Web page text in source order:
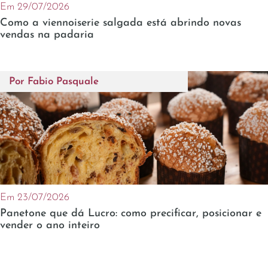
Em 29/07/2026
Como a viennoiserie salgada está abrindo novas
vendas na padaria
Por Fabio Pasquale
Em 23/07/2026
Panetone que dá Lucro: como precificar, posicionar e
vender o ano inteiro